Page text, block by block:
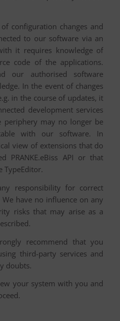
configuration changes and
to our software via an
it requires knowledge of
code of the applications.
our authorised software
In the event of changes
in the course of updates, it
development services
may no longer be
with our software. In
view of extensions that do
PRANKE.eBiss API or that
TypeEditor.
responsibility for correct
have no influence on any
risks that may arise as a
recommend that you
third-party services and
doubts.
your system with you and